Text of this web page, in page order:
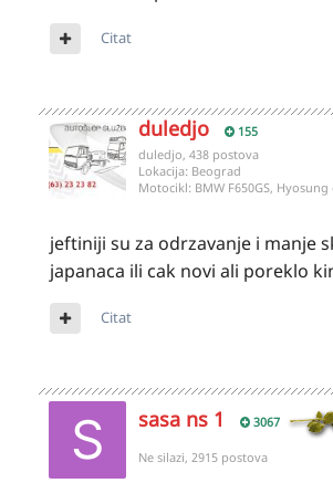
Citat
duledjo 155
duledjo, 438 postova
Lokacija: Beograd
Motocikl: BMW F650GS,
jeftiniji su za odrzavanje i manje
japanaca ili cak novi ali poreklo
Citat
sasa ns 1 3067
Ne silazi, 2915 postova